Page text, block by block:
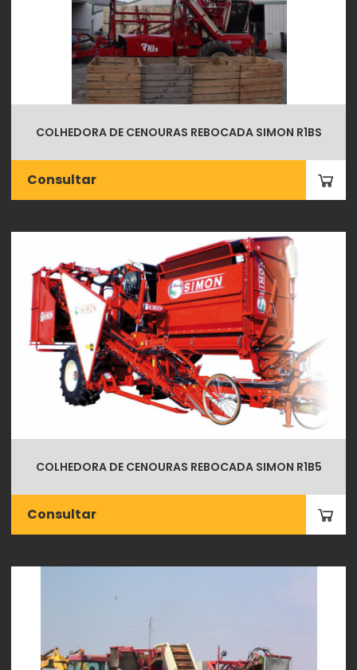
COLHEDORA DE CENOURAS REBOCADA SIMON R1BS
Consultar
COLHEDORA DE CENOURAS REBOCADA SIMON R1B5
Consultar